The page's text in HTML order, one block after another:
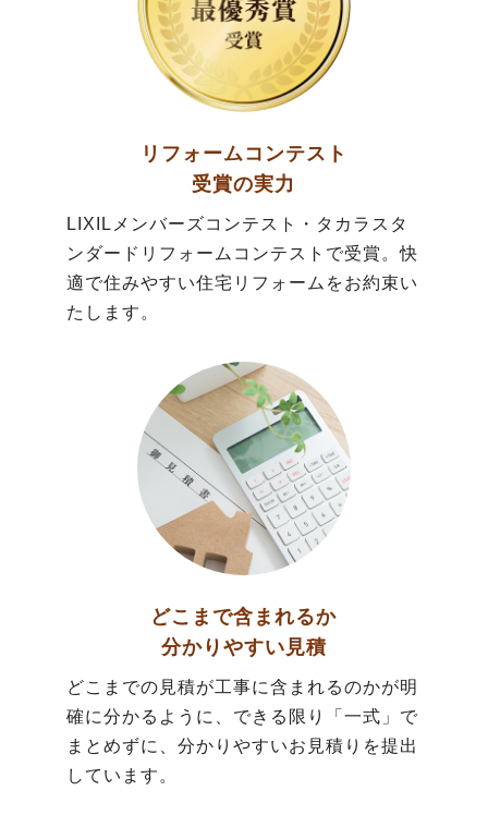
リフォームコンテスト
受賞の実力
LIXILメンバーズコンテスト・タカラスタ
ンダードリフォームコンテストで受賞。快
適で住みやすい住宅リフォームをお約束い
たします。
どこまで含まれるか
分かりやすい見積
どこまでの見積が工事に含まれるのかが明
確に分かるように、できる限り「一式」で
まとめずに、分かりやすいお見積りを提出
しています。